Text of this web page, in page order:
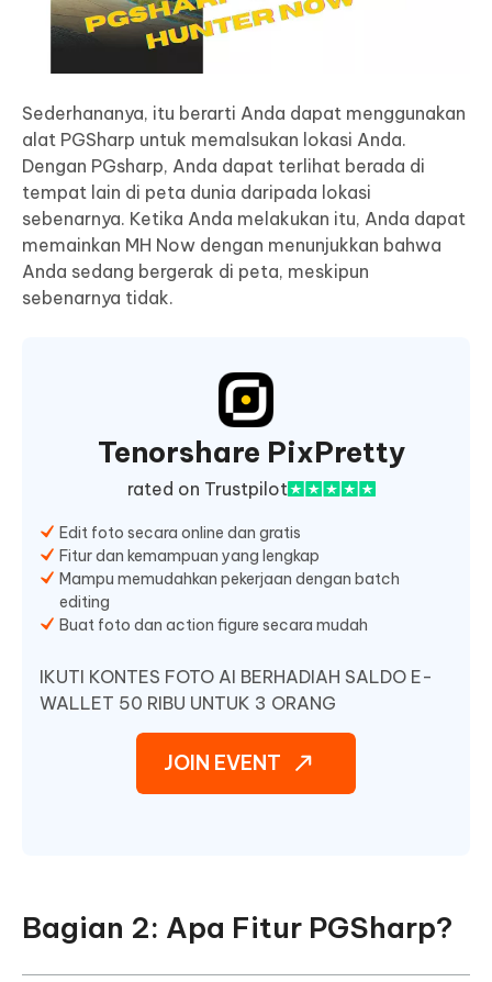
Sederhananya, itu berarti Anda dapat menggunakan
alat PGSharp untuk memalsukan lokasi Anda.
Dengan PGsharp, Anda dapat terlihat berada di
tempat lain di peta dunia daripada lokasi
sebenarnya. Ketika Anda melakukan itu, Anda dapat
memainkan MH Now dengan menunjukkan bahwa
Anda sedang bergerak di peta, meskipun
sebenarnya tidak.
Tenorshare PixPretty
rated on Trustpilot
Edit foto secara online dan gratis
Fitur dan kemampuan yang lengkap
Mampu memudahkan pekerjaan dengan batch
editing
Buat foto dan action figure secara mudah
IKUTI KONTES FOTO AI BERHADIAH SALDO E-
WALLET 50 RIBU UNTUK 3 ORANG
JOIN EVENT
Bagian 2: Apa Fitur PGSharp?